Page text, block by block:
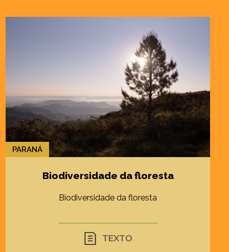
PARANÁ
Biodiversidade da floresta
Biodiversidade da floresta
TEXTO